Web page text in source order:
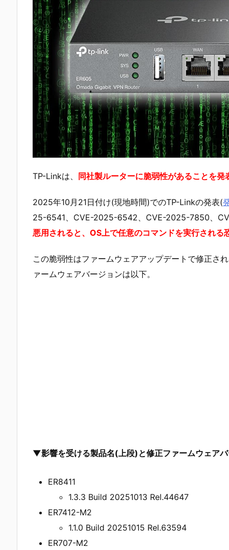
TP-Linkは、 同社製ルーターに脆弱性があることを発
2025年10月21日付け(現地時間)でのTP-Linkの発表(
25-6541、CVE-2025-6542、CVE-2025-7850、
悪用されると、OS上で任意のコマンドを実行される
この脆弱性はファームウェアアップデートで修正さ
ァームウェアバージョンは以下。
▼影響を受ける製品名(上段)と修正ファームウェア
ER8411
1.3.3 Build 20251013 Rel.44647
ER7412-M2
1.1.0 Build 20251015 Rel.63594
ER707-M2